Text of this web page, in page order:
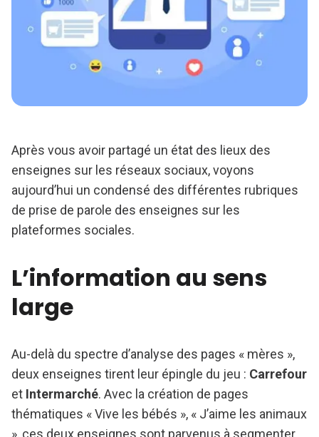
Après vous avoir partagé un état des lieux des
enseignes sur les réseaux sociaux, voyons
aujourd’hui un condensé des différentes rubriques
de prise de parole des enseignes sur les
plateformes sociales.
L’information au sens
large
Au-delà du spectre d’analyse des pages « mères »,
deux enseignes tirent leur épingle du jeu : Carrefour
et Intermarché. Avec la création de pages
thématiques « Vive les bébés », « J’aime les animaux
», ces deux enseignes sont parvenus à segmenter